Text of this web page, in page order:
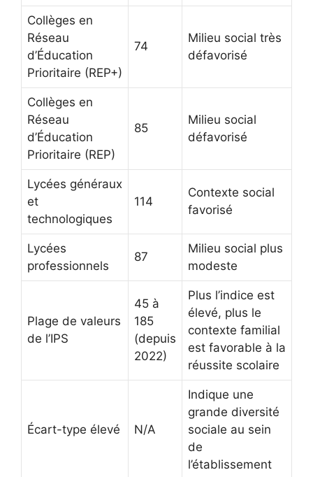
Collèges en
Réseau
d’Éducation
Prioritaire (REP+)
74
Milieu social très
défavorisé
Collèges en
Réseau
d’Éducation
Prioritaire (REP)
85
Milieu social
défavorisé
Lycées généraux
et
technologiques
114
Contexte social
favorisé
Lycées
professionnels
87
Milieu social plus
modeste
Plage de valeurs
de l’IPS
45 à
185
(depuis
2022)
Plus l’indice est
élevé, plus le
contexte familial
est favorable à la
réussite scolaire
Écart-type élevé N/A
Indique une
grande diversité
sociale au sein
de
l’établissement